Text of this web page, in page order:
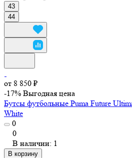
43
44
от 8 850 ₽
-17% Выгодная цена
Бутсы футбольные Puma Future
White
0
0
В наличии: 1
В корзину